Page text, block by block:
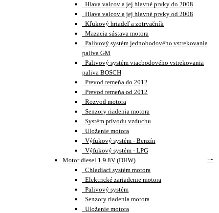
Hlava valcov a jej hlavné prvky do 2008
Hlava valcov a jej hlavné prvky od 2008
Kľukový hriadeľ a zotrvačník
Mazacia sústava motora
Palivový systém jednobodového vstrekovania
paliva GM
Palivový systém viacbodového vstrekovania
paliva BOSCH
Prevod remeňa do 2012
Prevod remeňa od 2012
Rozvod motora
Senzory riadenia motora
Systém prívodu vzduchu
Uloženie motora
Výfukový systém - Benzín
Výfukový systém - LPG
Motor diesel 1.9 8V (DHW)
+-
Chladiaci systém motora
Elektrické zariadenie motora
Palivový systém
Senzory riadenia motora
Uloženie motora